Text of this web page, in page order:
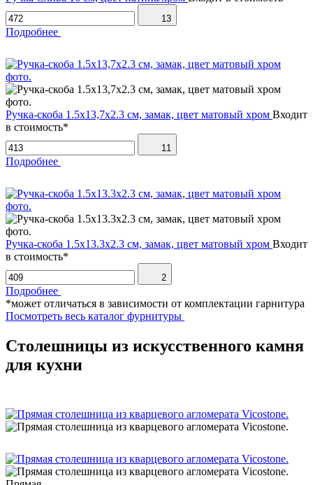
13
Подробнее
Ручка-скоба 1.5х13,7х2.3 см, замак, цвет матовый хром Входит
в стоимость*
11
Подробнее
Ручка-скоба 1.5х13.3х2.3 см, замак, цвет матовый хром Входит
в стоимость*
2
Подробнее
*может отличаться в зависимости от комплектации гарнитура
Посмотреть весь каталог фурнитуры
Столешницы из искусственного камня
для кухни